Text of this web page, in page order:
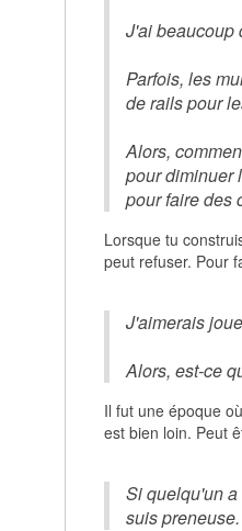
J'ai beaucoup
Parfois, les
de rails pour
Alors,
pour diminuer
pour faire des
Lorsque tu
peut refuser. Pour
J'aimerais
Alors, est-ce
Il fut une époque
est bien loin. Peut
Si quelqu'un
suis preneuse.